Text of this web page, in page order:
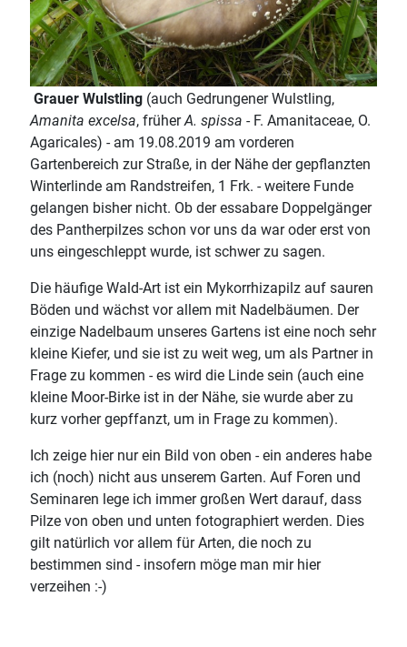
Grauer Wulstling (auch Gedrungener Wulstling,
Amanita excelsa, früherA. spissa - F. Amanitaceae, O.
Agaricales) - am 19.08.2019 am vorderen
Gartenbereich zur Straße, in der Nähe der gepflanzten
Winterlinde am Randstreifen, 1 Frk. - weitere Funde
gelangen bisher nicht. Ob der essabare Doppelgänger
des Pantherpilzes schon vor uns da war oder erst von
uns eingeschleppt wurde, ist schwer zu sagen.
Die häufige Wald-Art ist ein Mykorrhizapilz auf sauren
Böden und wächst vor allem mit Nadelbäumen. Der
einzige Nadelbaum unseres Gartens ist eine noch sehr
kleine Kiefer, und sie ist zu weit weg, um als Partner in
Frage zu kommen - es wird die Linde sein (auch eine
kleine Moor-Birke ist in der Nähe, sie wurde aber zu
kurz vorher gepffanzt, um in Frage zu kommen).
Ich zeige hier nur ein Bild von oben - ein anderes habe
ich (noch) nicht aus unserem Garten. Auf Foren und
Seminaren lege ich immer großen Wert darauf, dass
Pilze von oben und unten fotographiert werden. Dies
gilt natürlich vor allem für Arten, die noch zu
bestimmen sind - insofern möge man mir hier
verzeihen :-)